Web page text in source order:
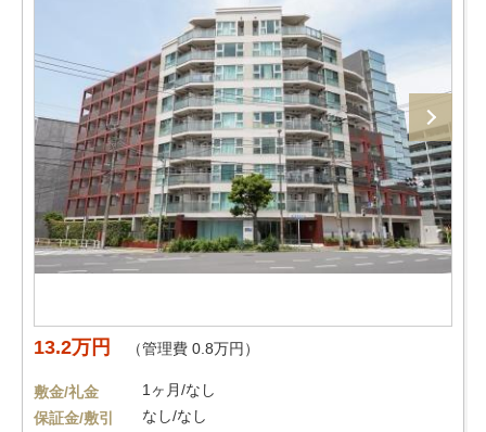
13.2万円 （管理費 0.8万円）
敷金/礼金
1ヶ月/なし
保証金/敷引
なし/なし